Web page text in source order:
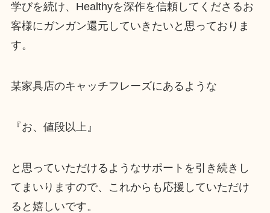
学びを続け、Healthyを深作を信頼してくださるお
客様にガンガン還元していきたいと思っておりま
す。
某家具店のキャッチフレーズにあるような
『お、値段以上』
と思っていただけるようなサポートを引き続きし
てまいりますので、これからも応援していただけ
ると嬉しいです。